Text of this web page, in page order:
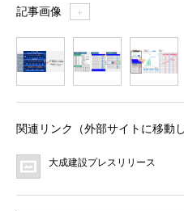
記事画像 ＋
関連リンク（外部サイトに移動し
大成建設プレスリリース